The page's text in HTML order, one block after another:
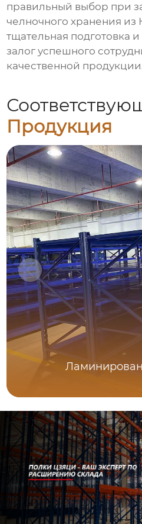
правильный выбор при
челночного хранения из
тщательная подготовка
залог успешного
качественной
Продукция